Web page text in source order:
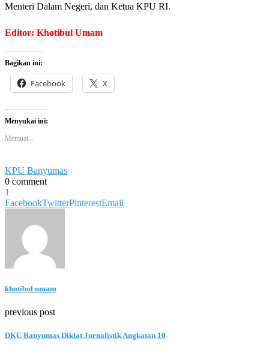
Menteri Dalam Negeri, dan Ketua KPU RI.
Editor: Khotibul Umam
Bagikan ini:
Facebook X
Menyukai ini:
Memuat...
KPU Banyumas
0 comment
1
FacebookTwitterPinterestEmail
khotibul umam
previous post
DKC Banyumas Diklat Jurnalistik Angkatan 10